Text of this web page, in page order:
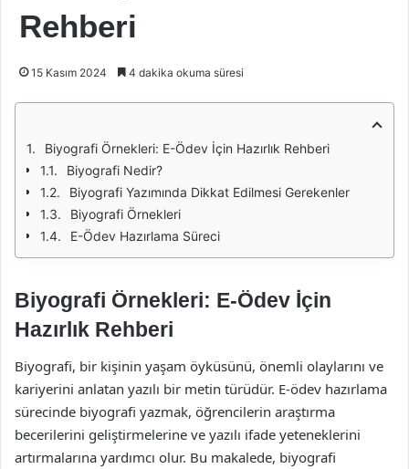
Rehberi
15 Kasım 2024 4 dakika okuma süresi
Biyografi Örnekleri: E-Ödev İçin Hazırlık Rehberi
Biyografi Nedir?
Biyografi Yazımında Dikkat Edilmesi Gerekenler
Biyografi Örnekleri
E-Ödev Hazırlama Süreci
Biyografi Örnekleri: E-Ödev İçin
Hazırlık Rehberi
Biyografi, bir kişinin yaşam öyküsünü, önemli olaylarını ve
kariyerini anlatan yazılı bir metin türüdür. E-ödev hazırlama
sürecinde biyografi yazmak, öğrencilerin araştırma
becerilerini geliştirmelerine ve yazılı ifade yeteneklerini
artırmalarına yardımcı olur. Bu makalede, biyografi